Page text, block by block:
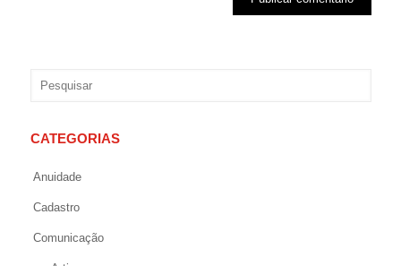
CATEGORIAS
Anuidade
Cadastro
Comunicação